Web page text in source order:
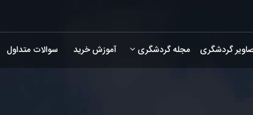
گردشگری مجله گردشگری آموزش خرید سوالات متداول